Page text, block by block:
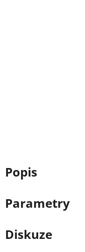
Popis
Parametry
Diskuze